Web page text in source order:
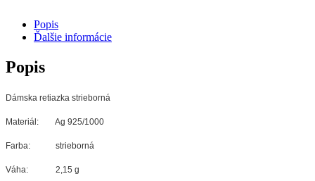
Popis
Ďalšie informácie
Popis
Dámska retiazka strieborná
Materiál: Ag 925/1000
Farba: strieborná
Váha: 2,15 g